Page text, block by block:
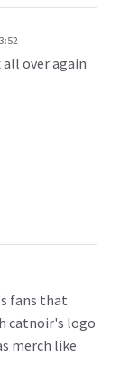
over again
fans that
catnoir's logo
merch like